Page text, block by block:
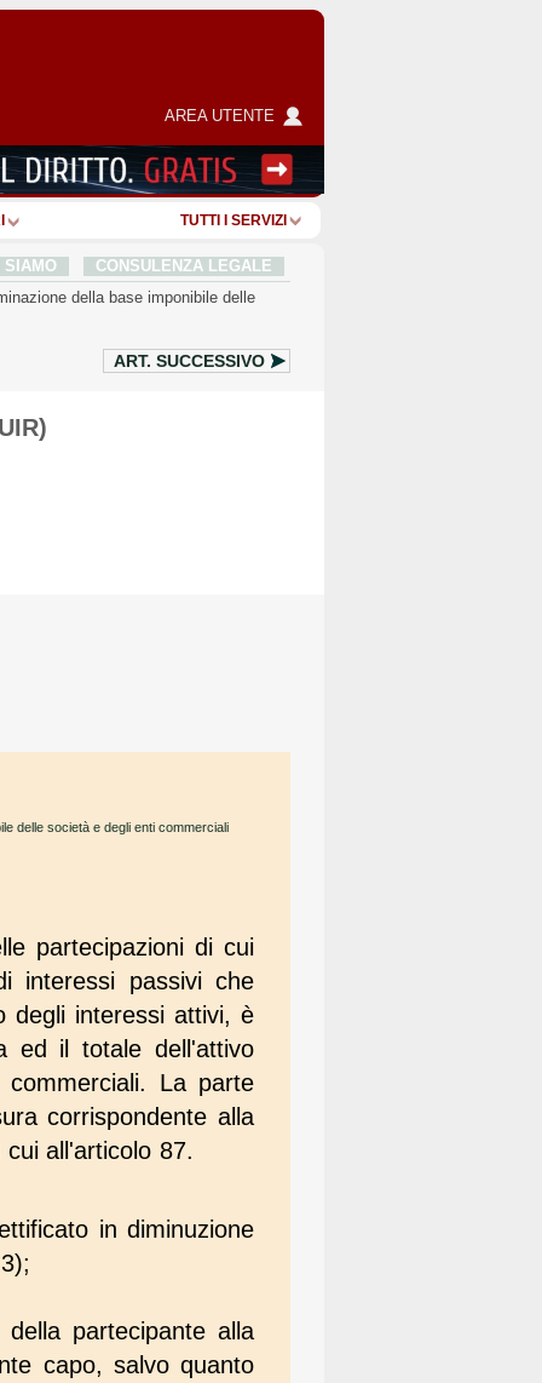
AREA UTENTE
TUTTI I SERVIZI
SIAMO
CONSULENZA LEGALE
della base imponibile delle
ART. SUCCESSIVO
delle società e degli enti commerciali
partecipazioni di cui
interessi passivi che
degli interessi attivi, è
ed il totale dell'attivo
La parte
corrispondente alla
all'articolo 87.
in diminuzione
partecipante alla
capo, salvo quanto